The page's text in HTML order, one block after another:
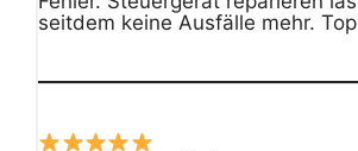
seitdem keine Ausfälle mehr.